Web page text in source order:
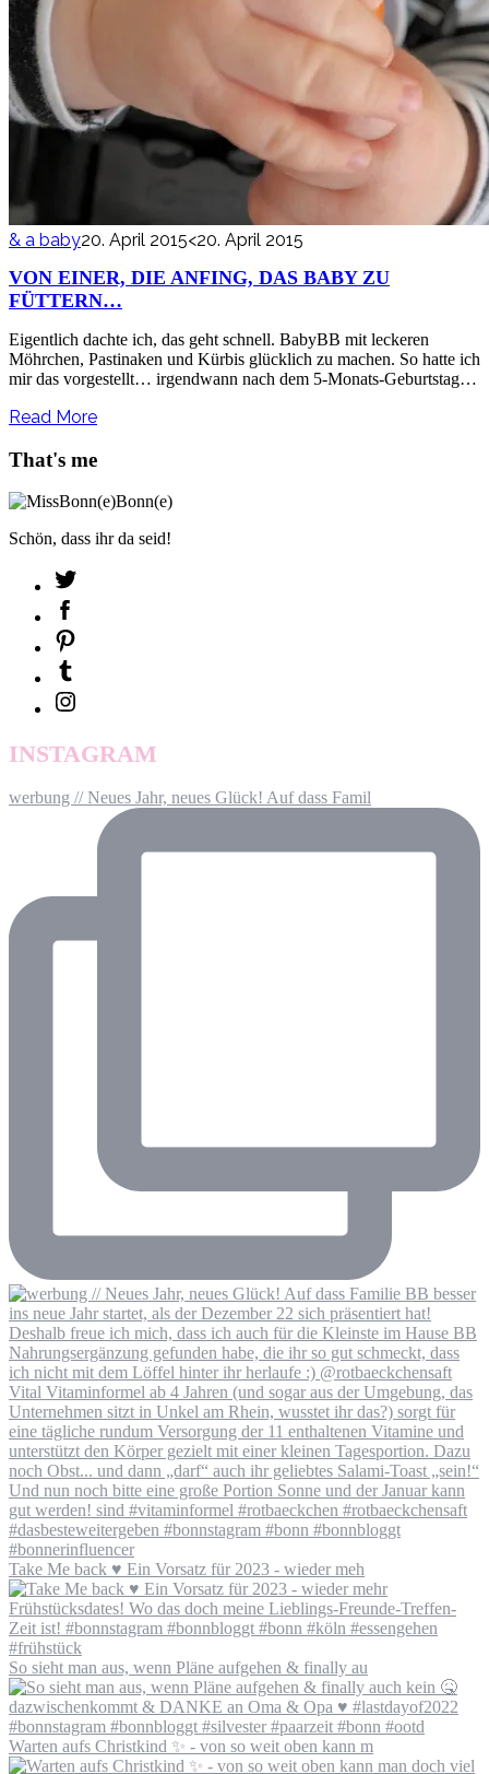
& a baby20. April 2015<20. April 2015
VON EINER, DIE ANFING, DAS BABY ZU
FÜTTERN…
Eigentlich dachte ich, das geht schnell. BabyBB mit leckeren
Möhrchen, Pastinaken und Kürbis glücklich zu machen. So hatte ich
mir das vorgestellt… irgendwann nach dem 5-Monats-Geburtstag…
Read More
That's me
Schön, dass ihr da seid!
INSTAGRAM
werbung // Neues Jahr, neues Glück! Auf dass Famil
Take Me back ♥️ Ein Vorsatz für 2023 - wieder meh
So sieht man aus, wenn Pläne aufgehen & finally au
Warten aufs Christkind ✨ - von so weit oben kann m